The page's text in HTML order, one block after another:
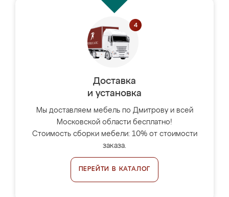
Доставка
и установка
Мы доставляем мебель по Дмитрову и всей
Московской области бесплатно!
Стоимость сборки мебели: 10% от стоимости
заказа.
ПЕРЕЙТИ В КАТАЛОГ